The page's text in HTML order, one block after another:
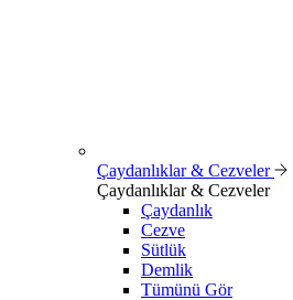
Çaydanlıklar & Cezveler
Çaydanlıklar & Cezveler
Çaydanlık
Cezve
Sütlük
Demlik
Tümünü Gör